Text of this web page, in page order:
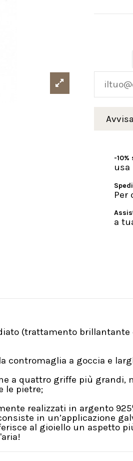
-
usa
Per
a
(trattamento
contromaglia a goccia e
a quattro griffe più
le pietre;
realizzati in
in un’applicazione
al gioiello un aspetto